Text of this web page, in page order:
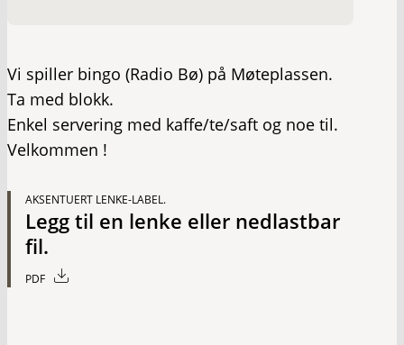
Vi spiller bingo (Radio Bø) på Møteplassen.
Ta med blokk.
Enkel servering med kaffe/te/saft og noe til.
Velkommen !
AKSENTUERT LENKE-LABEL.
Legg til en lenke eller nedlastbar
fil.
PDF